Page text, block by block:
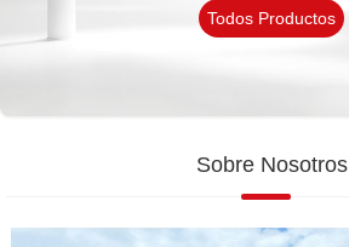
Todos Productos
Sobre Nosotros